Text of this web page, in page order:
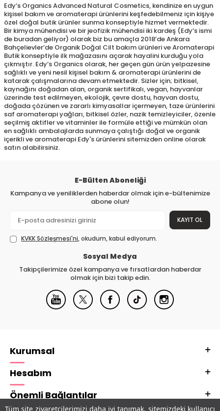
Tüm site ziyaretçilerimizi daha iyi tanımak, sitemizdeki kullanıcı
Edy’s Organics Advanced Natural Cosmetics, kendinize en uygun
kişisel bakım ve aromaterapi ürünlerini keşfedebilmeniz için kişiye
özel doğal butik ürünler sunma konseptiyle hizmet vermektedir.
Bir kimya mühendisi ve bir jeofizik mühendisi iki kardeş (Edy’s ismi
de buradan geliyor) olarak biz bu amaçla 2018’de Ankara
Bahçelievler’de Organik Doğal Cilt bakım ürünleri ve Aromaterapi
Butik konseptiyle ilk mağazasını açarak hayalini kurduğu yola
çıkmıştır. Edy’s Organics olarak, her geçen gün ürün yelpazesine
sağlıklı ve yeni nesil kişisel bakım & aromaterapi ürünlerini de
katarak çalışmalarına devam etmektedir. Sizler için; bitkisel,
kaynağını doğadan alan, organik sertifikalı, vegan, hayvanlar
üzerinde test edilmeyen, ekolojik, çevre dostu, hayvan dostu,
doğada çözünen ve zararlı kimyasallar içermeyen, taze ürünlerini
saf aromaterapi yağları, bitkisel özler, nazik temizleyiciler, özenle
seçilmiş aktifler ve vitaminler ile formüle ettiği ve mümkün olan
en sağlıklı ambalajlarda sunmaya çalıştığı doğal ve organik
içerikli ve aromaterapi Edy's ürünlerini sitemizden online olarak
satın alabilirsiniz.
E-Bülten Aboneliği
Kampanya ve yeniliklerden haberdar olmak için e-bültenimize
abone olun!
KAYIT OL
KVKK Sözleşmesi'ni, okudum, kabul ediyorum.
Sosyal Medya
Takipçilerimize özel kampanya ve fırsatlardan haberdar
olmak için bizi takip edin.
Kurumsal
Hesabım
Önemli Bağlantılar